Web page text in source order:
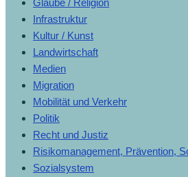
Infrastruktur
Kultur / Kunst
Landwirtschaft
Medien
Migration
Mobilität und Verkehr
Politik
Recht und Justiz
Risikomanagement, Prävention,
Sozialsystem